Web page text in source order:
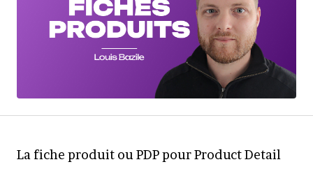
La fiche produit ou PDP pour Product Detail